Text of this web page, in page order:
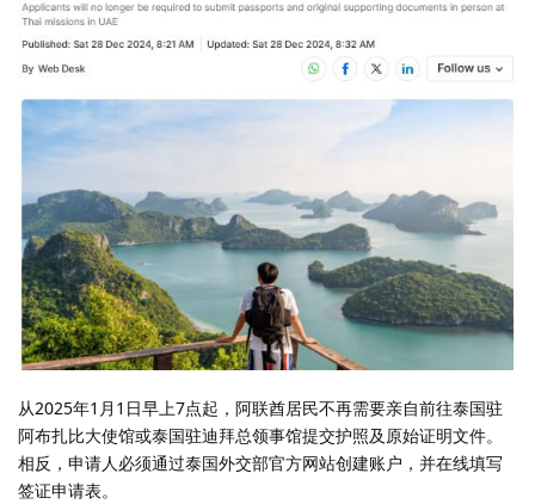
从2025年1月1日早上7点起，阿联酋居民不再需要亲自前往泰国驻
阿布扎比大使馆或泰国驻迪拜总领事馆提交护照及原始证明文件。
相反，申请人必须通过泰国外交部官方网站创建账户，并在线填写
签证申请表。